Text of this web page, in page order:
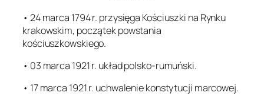
• 24 marca 1794 r. przysięga Kościuszki na Rynku
krakowskim, początek powstania
kościuszkowskiego.
• 03 marca 1921 r. układ polsko-rumuński.
• 17 marca 1921 r. uchwalenie konstytucji marcowej.